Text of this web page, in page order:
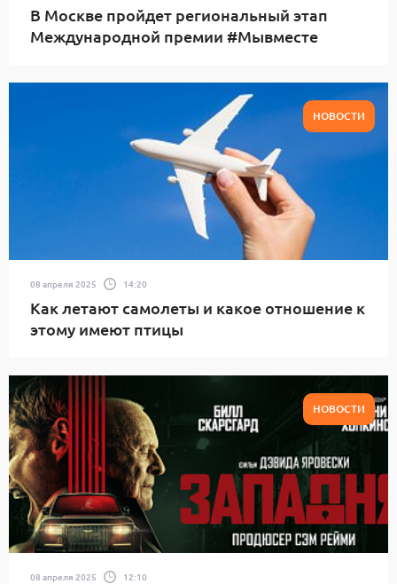
В Москве пройдет региональный этап
Международной премии #Мывместе
НОВОСТИ
08 апреля 2025 14:20
Как летают самолеты и какое отношение к
этому имеют птицы
НОВОСТИ
08 апреля 2025 12:10